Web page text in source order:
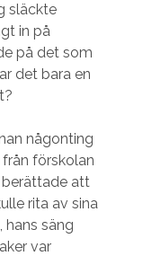
släckte
in på
på det som
det bara en
någonting
förskolan
berättade att
rita av sina
hans säng
var